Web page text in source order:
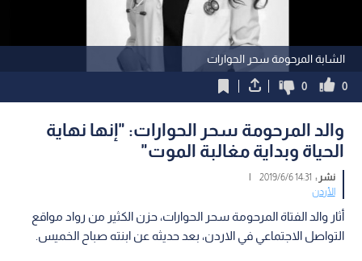
الشابة المرحومة سحر الحوارات
0
0
والد المرحومة سحر الحوارات: "إنها نهاية
الحياة وبداية مغالبة الموت"
نشر : 14:31 2019/6/6
|
الأردن
أثار والد الفتاة المرحومة سحر الحوارات، حزن الكثير من رواد مواقع
التواصل الاجتماعي في الاردن، بعد حديثه عن ابنته صباح الخميس.